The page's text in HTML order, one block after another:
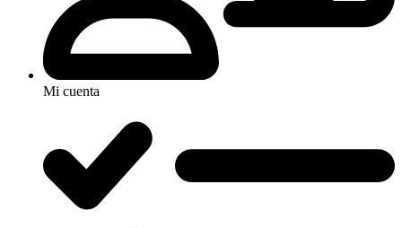
Mi cuenta